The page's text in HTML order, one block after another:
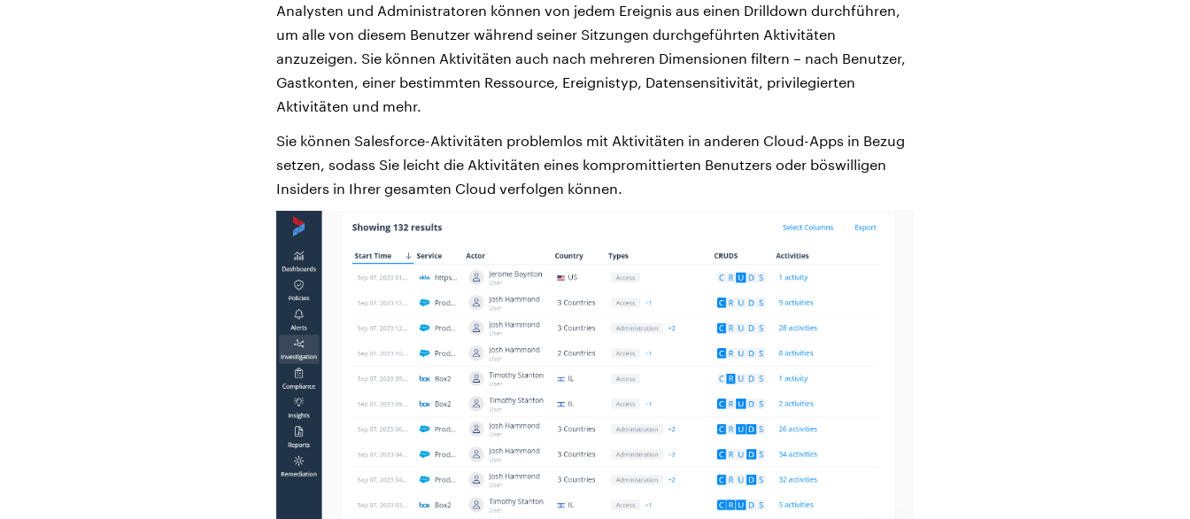
Analysten und Administratoren können von jedem Ereignis aus einen Drilldown durchführen,
um alle von diesem Benutzer während seiner Sitzungen durchgeführten Aktivitäten
anzuzeigen. Sie können Aktivitäten auch nach mehreren Dimensionen filtern – nach Benutzer,
Gastkonten, einer bestimmten Ressource, Ereignistyp, Datensensitivität, privilegierten
Aktivitäten und mehr.
Sie können Salesforce-Aktivitäten problemlos mit Aktivitäten in anderen Cloud-Apps in Bezug
setzen, sodass Sie leicht die Aktivitäten eines kompromittierten Benutzers oder böswilligen
Insiders in Ihrer gesamten Cloud verfolgen können.